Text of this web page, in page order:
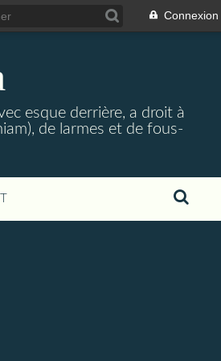
Connexion
esque derrière, a droit à
de larmes et de fous-